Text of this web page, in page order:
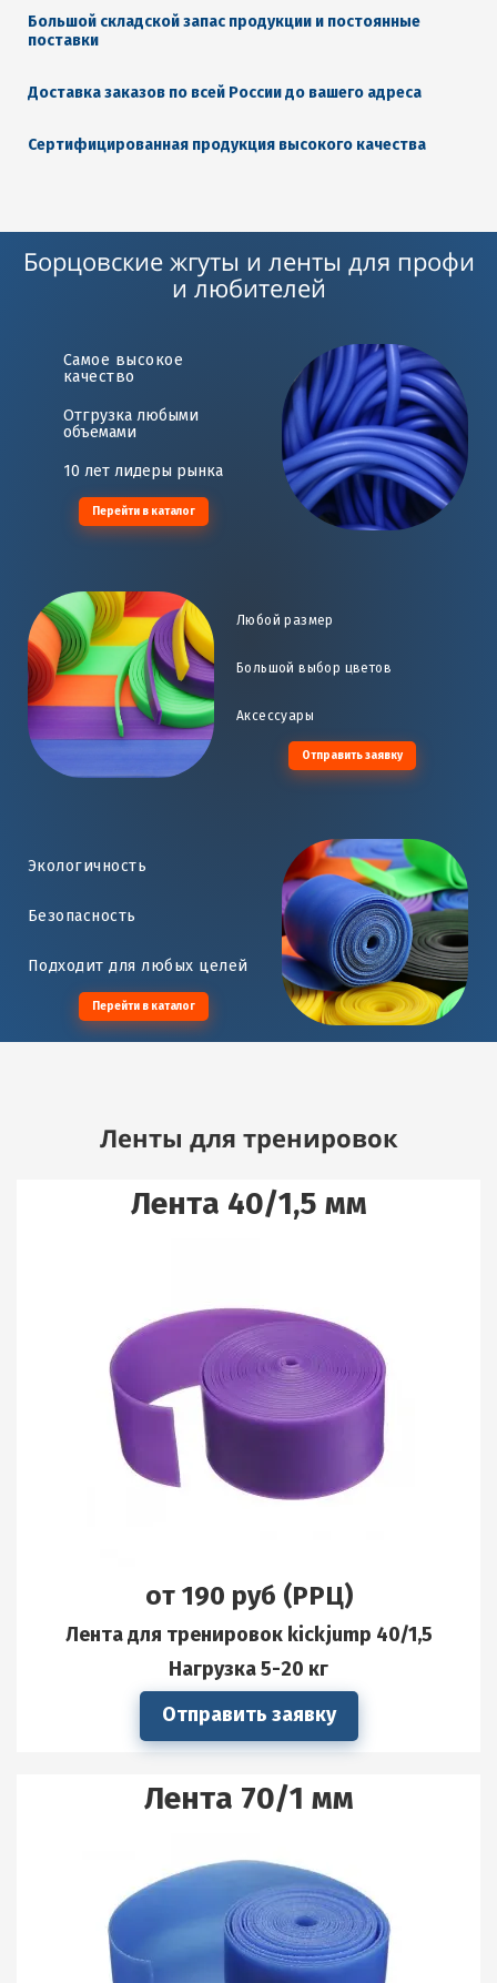
Большой складской запас продукции и постоянные
поставки
Доставка заказов по всей России до вашего адреса
Сертифицированная продукция высокого качества
Борцовские жгуты и ленты для профи
и любителей
Самое высокое
качество
Отгрузка любыми
объемами
10 лет лидеры рынка
Перейти в каталог
Любой размер
Большой выбор цветов
Аксессуары
Отправить заявку
Экологичность
Безопасность
Подходит для любых целей
Перейти в каталог
Ленты для тренировок
Лента 40/1,5 мм
от 190 руб (РРЦ)
Лента для тренировок kickjump 40/1,5
Нагрузка 5-20 кг
Отправить заявку
Лента 70/1 мм